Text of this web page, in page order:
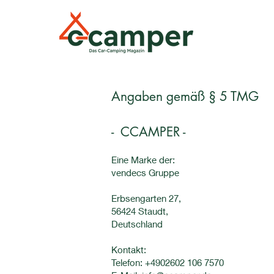
Angaben gemäß § 5 TMG
- CCAMPER -
Eine Marke der:
vendecs Gruppe
Erbsengarten 27,
56424 Staudt,
Deutschland
Kontakt:
Telefon: +4902602 106 7570